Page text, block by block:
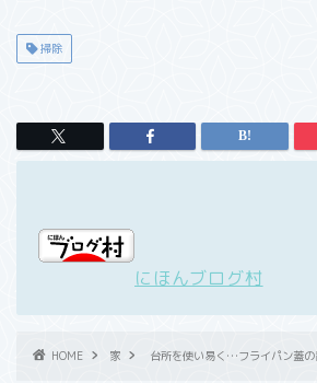
掃除
にほんブログ村
HOME 家 台所を使い易く…フライパン蓋の